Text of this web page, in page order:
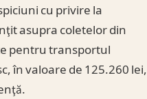
cu privire la
asupra coletelor din
pentru transportul
în valoare de 125.260 lei,